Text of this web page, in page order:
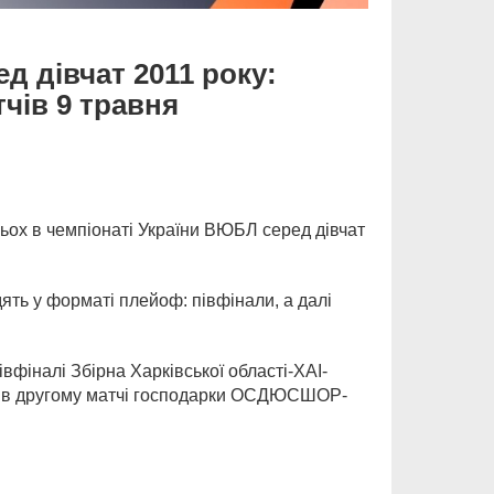
дівчат 2011 року:
9 травня
в чемпіонаті України ВЮБЛ серед дівчат
у форматі плейоф: півфінали, а далі
Збірна Харківської області-ХАІ-
матчі господарки ОСДЮСШОР-